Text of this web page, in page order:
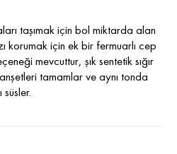
taşımak için bol miktarda alan
korumak için ek bir fermuarlı cep
mevcuttur, şık sentetik sığır
tamamlar ve aynı tonda
süsler.